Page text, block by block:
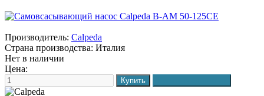
Производитель: Calpeda
Страна производства: Италия
Нет в наличии
Цена: